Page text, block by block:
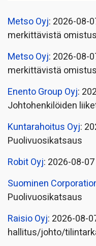
Metso Oyj: 2026-08-
merkittävistä
Metso Oyj: 2026-08-
merkittävistä
Enento Group Oyj:
Johtohenkilöiden
Kuntarahoitus Oyj:
Puolivuosikatsaus
Robit Oyj: 2026-08-
Suominen
Puolivuosikatsaus
Raisio Oyj: 2026-08-
hallitus/johto/